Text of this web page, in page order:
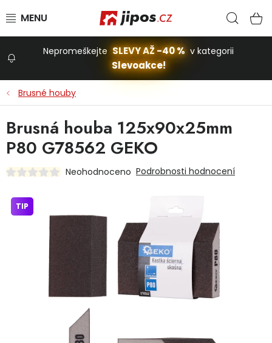
Stavba a dům
Domácnost
Dětská hřiště
Autodoplňky
Nepromeškejte SLEVY AŽ -40 % v kategorii
Slevoakce!
Brusné houby
Brusná houba 125x90x25mm
P80 G78562 GEKO
Neohodnoceno Podrobnosti hodnocení
TIP